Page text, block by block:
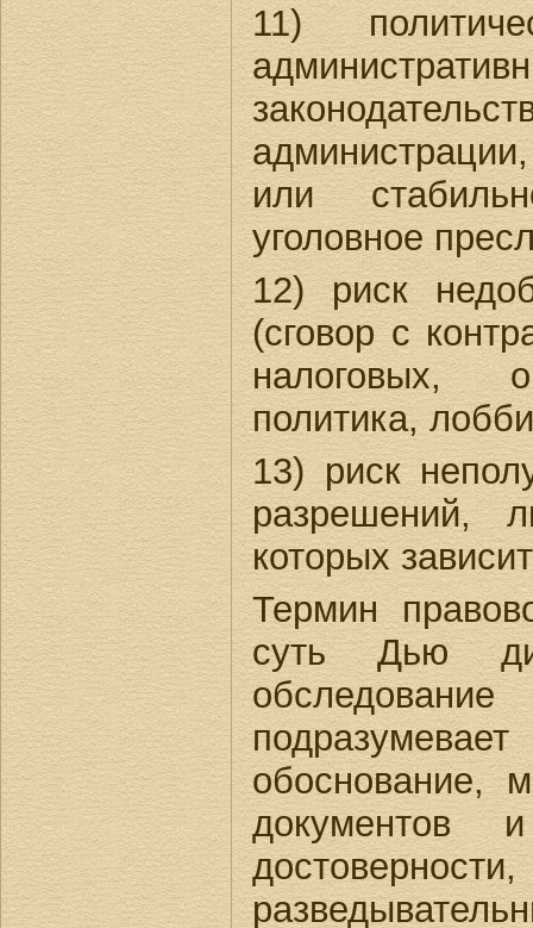
11)
или
уголовное
12) риск
(сговор с
налоговых,
политика,
13) риск
разрешений,
которых
Термин
суть Дью
обоснование,